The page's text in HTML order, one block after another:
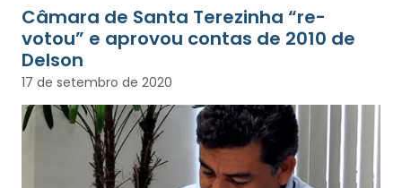
Câmara de Santa Terezinha “re-
votou” e aprovou contas de 2010 de
Delson
17 de setembro de 2020